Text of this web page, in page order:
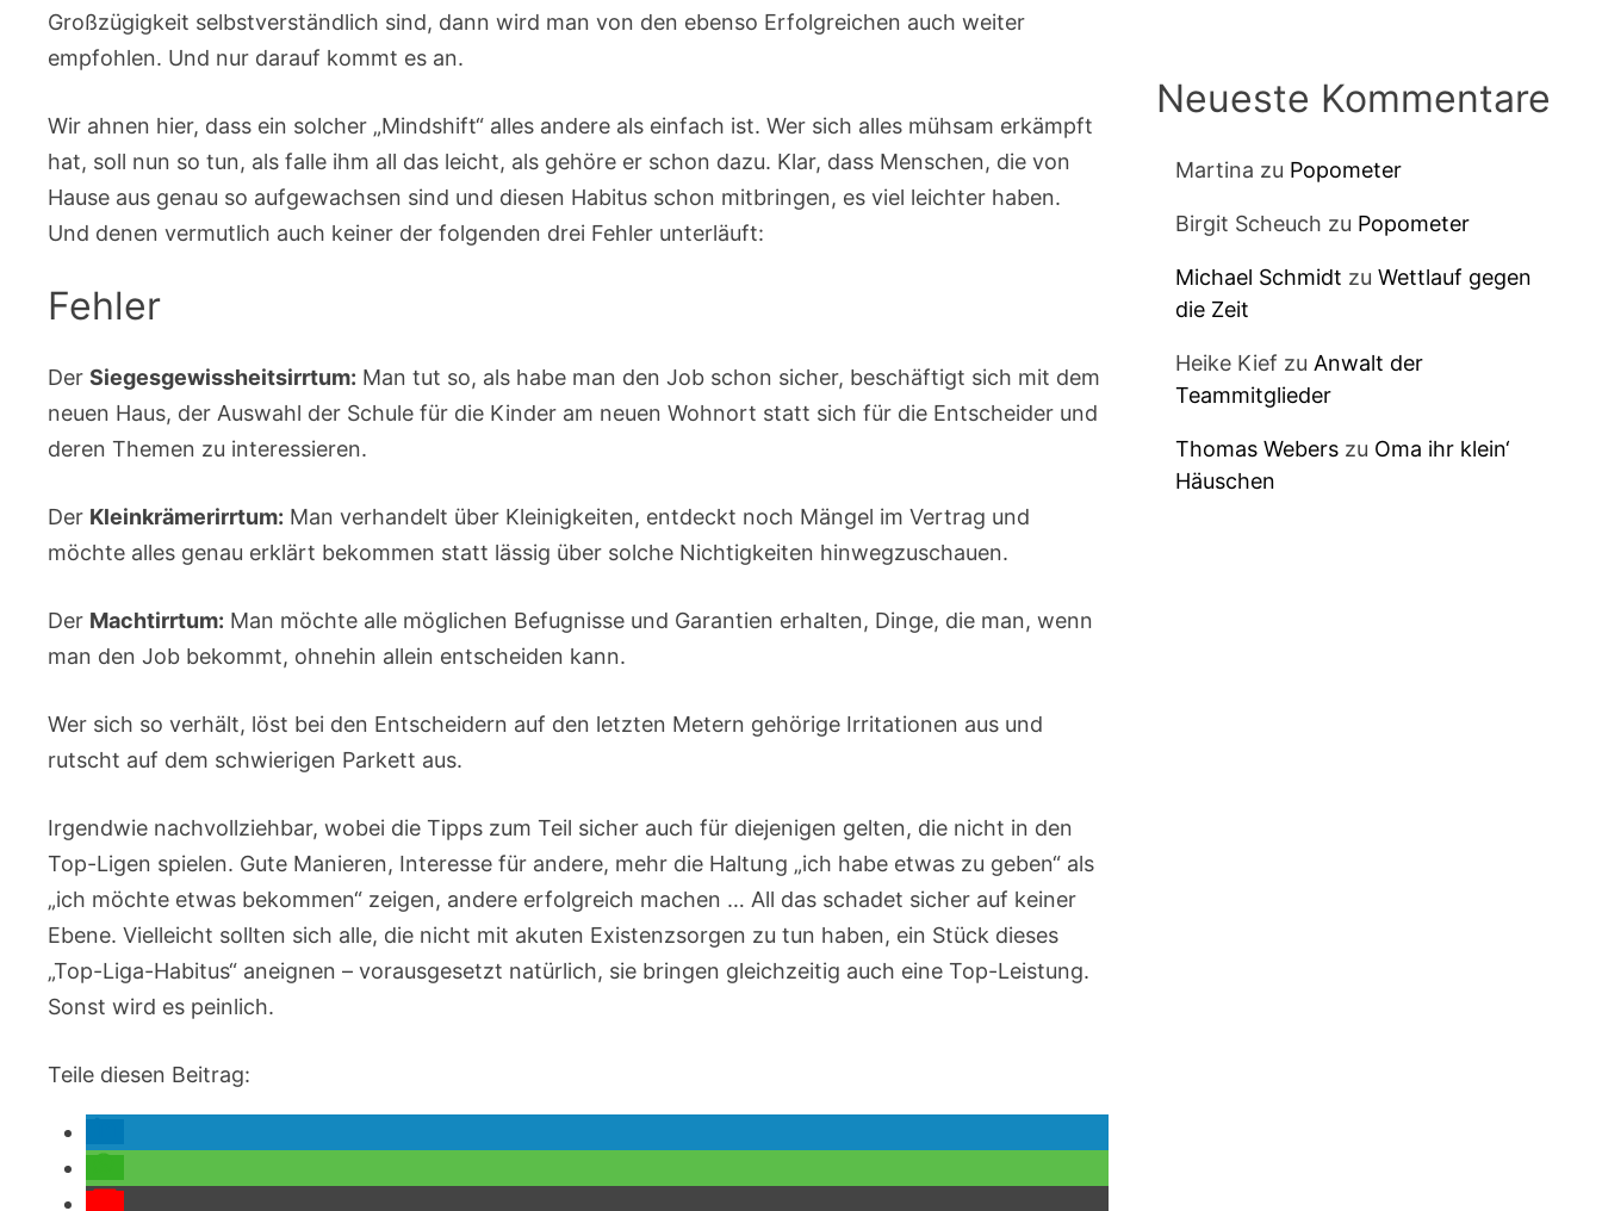
Großzügigkeit selbstverständlich sind, dann wird man von den ebenso Erfolgreichen auch weiter
empfohlen. Und nur darauf kommt es an.
Wir ahnen hier, dass ein solcher „Mindshift“ alles andere als einfach ist. Wer sich alles mühsam erkämpft
hat, soll nun so tun, als falle ihm all das leicht, als gehöre er schon dazu. Klar, dass Menschen, die von
Hause aus genau so aufgewachsen sind und diesen Habitus schon mitbringen, es viel leichter haben.
Und denen vermutlich auch keiner der folgenden drei Fehler unterläuft:
Fehler
DerSiegesgewissheitsirrtum: Man tut so, als habe man den Job schon sicher, beschäftigt sich mit dem
neuen Haus, der Auswahl der Schule für die Kinder am neuen Wohnort statt sich für die Entscheider und
deren Themen zu interessieren.
Der Kleinkrämerirrtum: Man verhandelt über Kleinigkeiten, entdeckt noch Mängel im Vertrag und
möchte alles genau erklärt bekommen statt lässig über solche Nichtigkeiten hinwegzuschauen.
Der Machtirrtum: Man möchte alle möglichen Befugnisse und Garantien erhalten, Dinge, die man, wenn
man den Job bekommt, ohnehin allein entscheiden kann.
Wer sich so verhält, löst bei den Entscheidern auf den letzten Metern gehörige Irritationen aus und
rutscht auf dem schwierigen Parkett aus.
Irgendwie nachvollziehbar, wobei die Tipps zum Teil sicher auch für diejenigen gelten, die nicht in den
Top-Ligen spielen. Gute Manieren, Interesse für andere, mehr die Haltung „ich habe etwas zu geben“ als
„ich möchte etwas bekommen“ zeigen, andere erfolgreich machen … All das schadet sicher auf keiner
Ebene. Vielleicht sollten sich alle, die nicht mit akuten Existenzsorgen zu tun haben, ein Stück dieses
„Top-Liga-Habitus“ aneignen – vorausgesetzt natürlich, sie bringen gleichzeitig auch eine Top-Leistung.
Sonst wird es peinlich.
Teile diesen Beitrag:
Neueste Kommentare
Martina zu Popometer
Birgit Scheuch zu Popometer
Michael Schmidt zu Wettlauf gegen
die Zeit
Heike Kief zu Anwalt der
Teammitglieder
Thomas Weberszu Oma ihr klein‘
Häuschen